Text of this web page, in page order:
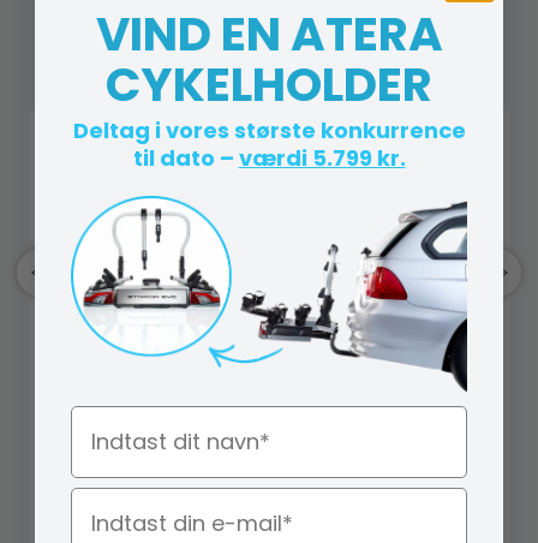
Andre købte også
Reservehjul Stål Til
Næsehjul - Str. 200x50
S2 0410200
Motorolie - Valvoline VR1
VIND EN ATERA
CYKELHOLDER
Deltag i vores største konkurrence
til dato – værdi 5.799 kr.
Navn